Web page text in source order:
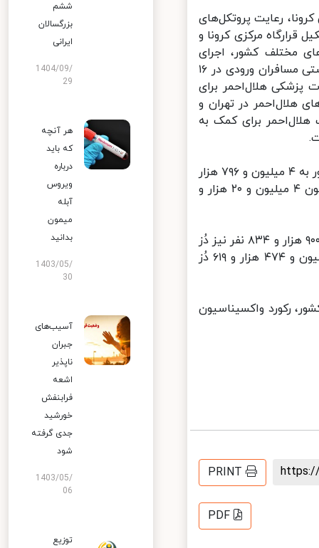
رعایت پروتکل‌های
مرکزی کرونا و
مختلف کشور، اجرای
طرح‌های بهداشتی به منظور پیشگیری از شیوع بیشتر بیماری، کنترل بهداشتی مسافران ورودی در ۱۶
هلال‌احمر برای
هلال‌احمر در تهران و
برای کمک به
به گزارش ایرنا، تا روز گذشته (‌۳ شهریورماه ) مجموع بیماران کووید۱۹ در کشور به ۴ میلیون و ۷۹۶ هزار
و ۳۷۷ نفر رسید و مجموع جانباختگان کرونا نیز ۱۰۴ هزار ۲۲ نفر رسید، تاکنون ۴ میلیون و ۲۰ هزار و
تا کنون ۱۷ میلیون و ۵۷۳ هزار و ۷۸۵ نفر دُز اول واکسن کرونا و ۶ میلیون و ۹۰۰ هزار و ۸۳۴ نفر نیز دُز
دوم را تزریق کرده اند و مجموع واکسن های تزریق شده در کشور به ۲۴ میلیون و ۴۷۴ هزار و ۶۱۹ دُز
دز واکسن کرونا در کشور، رکورد واکسیناسیون
PRINT
PDF
ششم
بزرگسالان
ایرانی
1404/09/
29
هر آنچه
که باید
درباره
ویروس
آبله
میمون
بدانید
1403/05/
30
آسیب‌های
جبران
ناپذیر
اشعه
فرابنفش
خورشید
جدی گرفته
شود
1403/05/
06
توزیع